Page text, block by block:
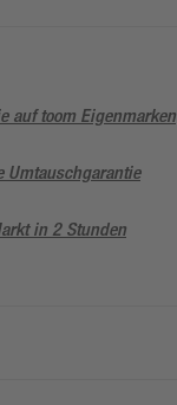
auf toom Eigenmarken
Umtauschgarantie
in 2 Stunden